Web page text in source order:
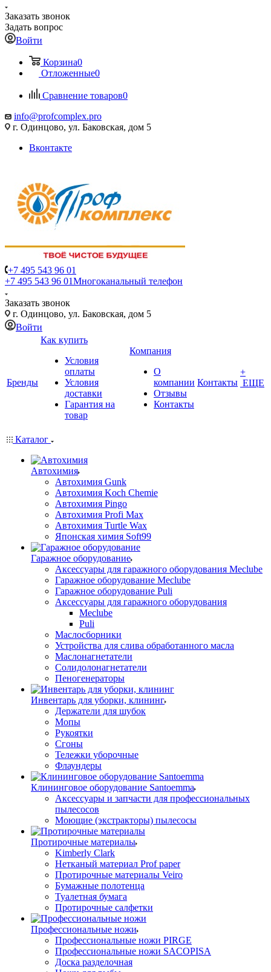
Заказать звонок
Задать вопрос
Войти
Корзина0
Отложенные0
Сравнение товаров0
info@profcomplex.pro
г. Одинцово, ул. Баковская, дом 5
Вконтакте
+7 495 543 96 01
+7 495 543 96 01Многоканальный телефон
Заказать звонок
г. Одинцово, ул. Баковская, дом 5
Войти
Бренды
Как купить
Условия
оплаты
Условия
доставки
Гарантия на
товар
Компания
О
компании
Отзывы
Контакты
Контакты
+
ЕЩЕ
Каталог
Автохимия
Автохимия Gunk
Автохимия Koch Chemie
Автохимия Pingo
Автохимия Profi Max
Автохимия Turtle Wax
Японская химия Soft99
Гаражное оборудование
Аксессуары для гаражного оборудования Meclube
Гаражное оборудование Meclube
Гаражное оборудование Puli
Аксессуары для гаражного оборудования
Meclube
Puli
Маслосборники
Устройства для слива обработанного масла
Маслонагнетатели
Солидолонагнетатели
Пеногенераторы
Инвентарь для уборки, клининг
Держатели для шубок
Мопы
Рукоятки
Сгоны
Тележки уборочные
Флаундеры
Клининговое оборудование Santoemma
Аксессуары и запчасти для профессиональных
пылесосов
Моющие (экстракторы) пылесосы
Протирочные материалы
Kimberly Clark
Нетканый материал Prof paper
Протирочные материалы Veiro
Бумажные полотенца
Туалетная бумага
Протирочные салфетки
Профессиональные ножи
Профессиональные ножи PIRGE
Профессиональные ножи SACOPISA
Доска разделочная